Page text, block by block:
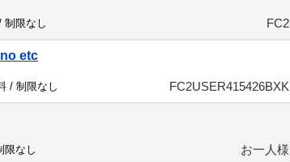
制限なし FC2
etc
/ 制限なし FC2USER415426BXK
限なし お一人様